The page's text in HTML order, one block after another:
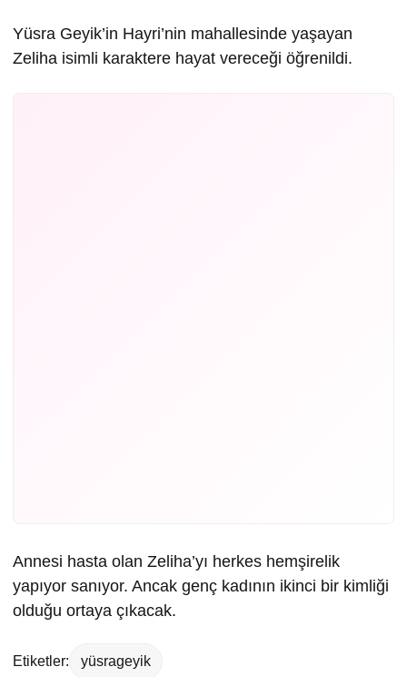
Yüsra Geyik’in Hayri’nin mahallesinde yaşayan
Zeliha isimli karaktere hayat vereceği öğrenildi.
Annesi hasta olan Zeliha’yı herkes hemşirelik
yapıyor sanıyor. Ancak genç kadının ikinci bir kimliği
olduğu ortaya çıkacak.
Etiketler: yüsrageyik